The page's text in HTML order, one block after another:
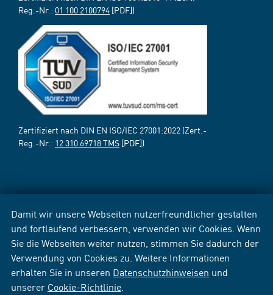
Damit wir unsere Webseiten nutzerfreundlicher gestalten
und fortlaufend verbessern, verwenden wir Cookies. Wenn
Sie die Webseiten weiter nutzen, stimmen Sie dadurch der
Verwendung von Cookies zu. Weitere Informationen
erhalten Sie in unseren Datenschutzhinweisen und
unserer Cookie-Richtlinie
Reg.-Nr.: 01 100 2100794 [PDF])
Zertifiziert nach DIN EN ISO/IEC 27001:2022 (Zert.-
Reg.-Nr.: 12 310 69718 TMS [PDF])